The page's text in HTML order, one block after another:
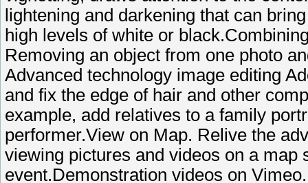
lightening and darkening that can
high levels of white or
Removing an object from one photo
Advanced technology image editing
and fix the edge of hair and other
example, add relatives to a family
performer.View on Map. Relive the
viewing pictures and videos on a
event.Demonstration videos on